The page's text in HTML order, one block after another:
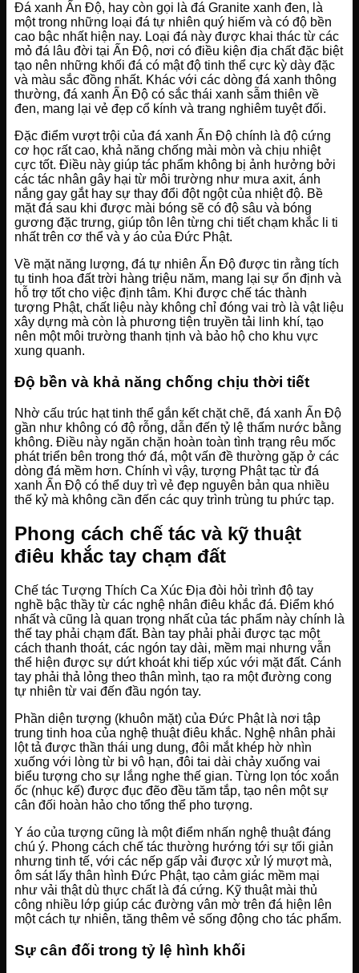
Đá xanh Ấn Độ, hay còn gọi là đá Granite xanh đen, là
một trong những loại đá tự nhiên quý hiếm và có độ bền
cao bậc nhất hiện nay. Loại đá này được khai thác từ các
mỏ đá lâu đời tại Ấn Độ, nơi có điều kiện địa chất đặc biệt
tạo nên những khối đá có mật độ tinh thể cực kỳ dày đặc
và màu sắc đồng nhất. Khác với các dòng đá xanh thông
thường, đá xanh Ấn Độ có sắc thái xanh sẫm thiên về
đen, mang lại vẻ đẹp cổ kính và trang nghiêm tuyệt đối.
Đặc điểm vượt trội của đá xanh Ấn Độ chính là độ cứng
cơ học rất cao, khả năng chống mài mòn và chịu nhiệt
cực tốt. Điều này giúp tác phẩm không bị ảnh hưởng bởi
các tác nhân gây hại từ môi trường như mưa axit, ánh
nắng gay gắt hay sự thay đổi đột ngột của nhiệt độ. Bề
mặt đá sau khi được mài bóng sẽ có độ sâu và bóng
gương đặc trưng, giúp tôn lên từng chi tiết chạm khắc li ti
nhất trên cơ thể và y áo của Đức Phật.
Về mặt năng lượng, đá tự nhiên Ấn Độ được tin rằng tích
tụ tinh hoa đất trời hàng triệu năm, mang lại sự ổn định và
hỗ trợ tốt cho việc định tâm. Khi được chế tác thành
tượng Phật, chất liệu này không chỉ đóng vai trò là vật liệu
xây dựng mà còn là phương tiện truyền tải linh khí, tạo
nên một môi trường thanh tịnh và bảo hộ cho khu vực
xung quanh.
Độ bền và khả năng chống chịu thời tiết
Nhờ cấu trúc hạt tinh thể gắn kết chặt chẽ, đá xanh Ấn Độ
gần như không có độ rỗng, dẫn đến tỷ lệ thấm nước bằng
không. Điều này ngăn chặn hoàn toàn tình trạng rêu mốc
phát triển bên trong thớ đá, một vấn đề thường gặp ở các
dòng đá mềm hơn. Chính vì vậy, tượng Phật tạc từ đá
xanh Ấn Độ có thể duy trì vẻ đẹp nguyên bản qua nhiều
thế kỷ mà không cần đến các quy trình trùng tu phức tạp.
Phong cách chế tác và kỹ thuật
điêu khắc tay chạm đất
Chế tác Tượng Thích Ca Xúc Địa đòi hỏi trình độ tay
nghề bậc thầy từ các nghệ nhân điêu khắc đá. Điểm khó
nhất và cũng là quan trọng nhất của tác phẩm này chính là
thế tay phải chạm đất. Bàn tay phải phải được tạc một
cách thanh thoát, các ngón tay dài, mềm mại nhưng vẫn
thể hiện được sự dứt khoát khi tiếp xúc với mặt đất. Cánh
tay phải thả lỏng theo thân mình, tạo ra một đường cong
tự nhiên từ vai đến đầu ngón tay.
Phần diện tượng (khuôn mặt) của Đức Phật là nơi tập
trung tinh hoa của nghệ thuật điêu khắc. Nghệ nhân phải
lột tả được thần thái ung dung, đôi mắt khép hờ nhìn
xuống với lòng từ bi vô hạn, đôi tai dài chảy xuống vai
biểu tượng cho sự lắng nghe thế gian. Từng lọn tóc xoắn
ốc (nhục kế) được đục đẽo đều tăm tắp, tạo nên một sự
cân đối hoàn hảo cho tổng thể pho tượng.
Y áo của tượng cũng là một điểm nhấn nghệ thuật đáng
chú ý. Phong cách chế tác thường hướng tới sự tối giản
nhưng tinh tế, với các nếp gấp vải được xử lý mượt mà,
ôm sát lấy thân hình Đức Phật, tạo cảm giác mềm mại
như vải thật dù thực chất là đá cứng. Kỹ thuật mài thủ
công nhiều lớp giúp các đường vân mờ trên đá hiện lên
một cách tự nhiên, tăng thêm vẻ sống động cho tác phẩm.
Sự cân đối trong tỷ lệ hình khối